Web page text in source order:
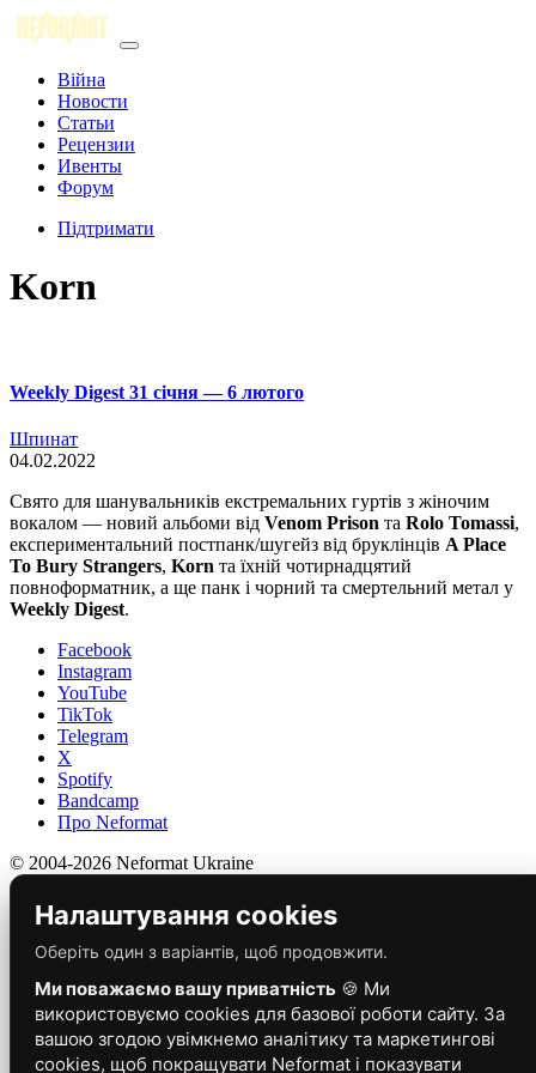
Війна
Новости
Статьи
Рецензии
Ивенты
Форум
Підтримати
Korn
Weekly Digest 31 січня — 6 лютого
Шпинат
04.02.2022
Свято для шанувальників екстремальних гуртів з жіночим
вокалом — новий альбоми від Venom Prison та Rolo Tomassi,
експериментальний постпанк/шугейз від бруклінців A Place
To Bury Strangers, Korn та їхній чотирнадцятий
повноформатник, а ще панк і чорний та смертельний метал у
Weekly Digest.
Facebook
Instagram
YouTube
TikTok
Telegram
X
Spotify
Bandcamp
Про Neformat
© 2004-2026 Neformat Ukraine
Налаштування cookies
Оберіть один з варіантів, щоб продовжити.
Ми поважаємо вашу приватність 🍪 Ми
використовуємо cookies для базової роботи сайту. За
вашою згодою увімкнемо аналітику та маркетингові
cookies, щоб покращувати Neformat і показувати